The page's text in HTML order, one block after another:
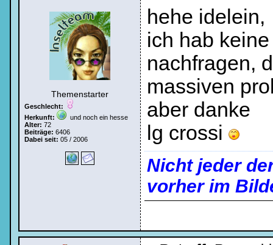
Themenstarter
Geschlecht:
Herkunft:
und noch ein hesse
Alter: 72
Beiträge: 6406
Dabei seit: 05 / 2006
hehe idelein,
ich hab
nachfragen,
massiven
aber danke
lg crossi
Nicht jeder
vorher im